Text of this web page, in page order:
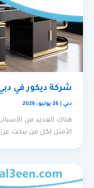
شركة ديكور في
دبي |26 يوليو، 2026
هناك العديد من
الأمثل لكل من يبحث